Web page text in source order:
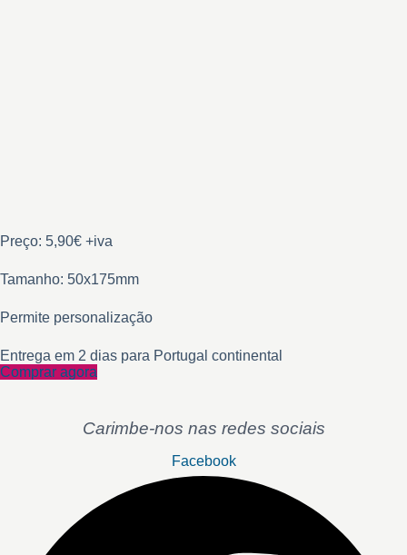
Preço: 5,90€ +iva
Tamanho: 50x175mm
Permite personalização
Entrega em 2 dias para Portugal continental
Comprar agora
Carimbe-nos nas redes sociais
Facebook